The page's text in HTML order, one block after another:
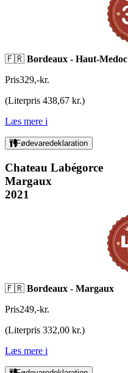
🇫🇷 Bordeaux - Haut-Medoc
Pris329,-kr.
(Literpris 438,67 kr.)
Læs mere i
Fødevaredeklaration
Chateau Labégorce
Margaux
2021
🇫🇷 Bordeaux - Margaux
Pris249,-kr.
(Literpris 332,00 kr.)
Læs mere i